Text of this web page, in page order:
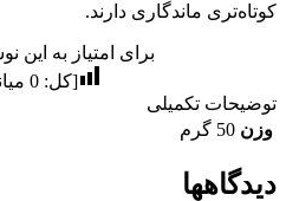
کوتاه‌تری ماندگاری دارند.
برای امتیاز به این
[کل:0
توضیحات تکمیلی
وزن 50 گرم
دیدگاهها